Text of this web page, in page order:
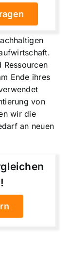
Ressourcen
Ende ihres
von
wir die
an neuen